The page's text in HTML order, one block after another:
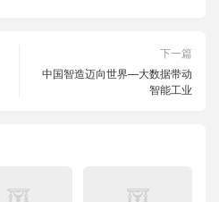
下一篇
中国智造迈向世界—大数据带动
智能工业